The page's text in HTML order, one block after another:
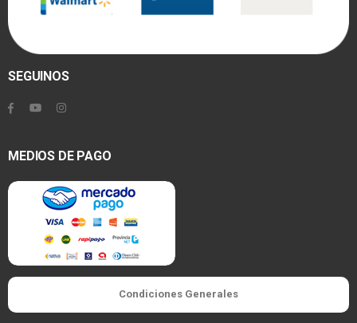
SEGUINOS
MEDIOS DE PAGO
Condiciones Generales